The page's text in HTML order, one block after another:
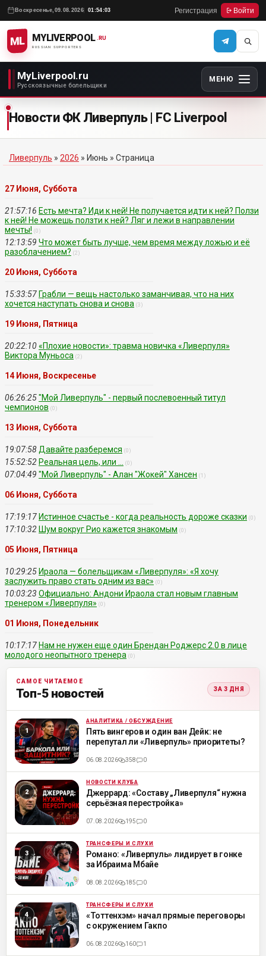
Воскресенье, 09.08.2026 01:54:03 Регистрация Войти
ML MYLIVERPOOL
RUSSIAN SUPPORTERS
.RU
MyLiverpool.ru
Русскоязычные болельщики
МЕНЮ
Новости ФК Ливерпуль | FC Liverpool
Ливерпуль » 2026 » Июнь » Страница
27 Июня, Суббота
21:57:16 Есть мечта? Иди к ней! Не получается идти к ней? Ползи
к ней! Не можешь ползти к ней? Ляг и лежи в направлении
мечты! (0)
12:13:59 Что может быть лучше, чем время между ложью и её
разоблачением? (2)
20 Июня, Суббота
15:33:57 Грабли — вещь настолько заманчивая, что на них
хочется наступать снова и снова (3)
19 Июня, Пятница
20:22:10«Плохие новости»: травма новичка «Ливерпуля»
Виктора Муньоса (2)
14 Июня, Воскресенье
06:26:25"Мой Ливерпуль" - первый послевоенный титул
чемпионов (0)
13 Июня, Суббота
19:07:58 Давайте разберемся (0)
15:52:52 Реальная цель, или ... (0)
07:04:49 "Мой Ливерпуль" - Алан "Жокей" Хансен (1)
06 Июня, Суббота
17:19:17 Истинное счастье - когда реальность дороже сказки (0)
17:10:32 Шум вокруг Рио кажется знакомым (0)
05 Июня, Пятница
10:29:25 Ираола — болельщикам «Ливерпуля»: «Я хочу
заслужить право стать одним из вас» (0)
10:03:23 Официально: Андони Ираола стал новым главным
тренером «Ливерпуля» (0)
01 Июня, Понедельник
10:17:17 Нам не нужен еще один Брендан Роджерс 2.0 в лице
молодого неопытного тренера (0)
САМОЕ ЧИТАЕМОЕ
Топ-5 новостей ЗА 3 ДНЯ
ML АНАЛИТИКА / ОБСУЖДЕНИЕ
Пять вингеров и один ван Дейк: не
перепутал ли «Ливерпуль» приоритеты?
06.08.2026 358 0
ML НОВОСТИ КЛУБА
Джеррард: «Составу „Ливерпуля“ нужна
серьёзная перестройка»
07.08.2026 195 0
ML ТРАНСФЕРЫ И СЛУХИ
Романо: «Ливерпуль» лидирует в гонке
за Ибраима Мбайе
08.08.2026 185 0
ML ТРАНСФЕРЫ И СЛУХИ
«Тоттенхэм» начал прямые переговоры
с окружением Гакпо
06.08.2026 160 1